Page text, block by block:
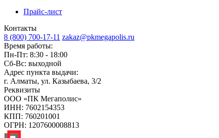
Прайс-лист
Контакты
8 (800) 700-17-11 zakaz@pkmegapolis.ru
Время работы:
Пн-Пт: 8:30 - 18:00
Сб-Вс: выходной
Адрес пункта выдачи:
г. Алматы, ул. Казыбаева, 3/2
Реквизиты
ООО «ПК Мегаполис»
ИНН: 7602154353
КПП: 760201001
ОГРН: 1207600008813